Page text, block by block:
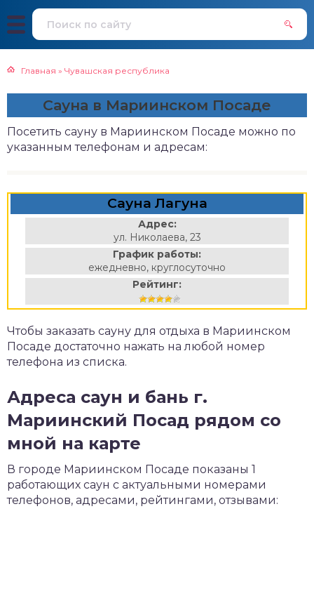
Главная » Чувашская республика
Сауна в Мариинском Посаде
Посетить сауну в Мариинском Посаде можно по
указанным телефонам и адресам:
Сауна Лагуна
Адрес:
ул. Николаева, 23
График работы:
ежедневно, круглосуточно
Рейтинг:
Чтобы заказать сауну для отдыха в Мариинском
Посаде достаточно нажать на любой номер
телефона из списка.
Адреса саун и бань г.
Мариинский Посад рядом со
мной на карте
В городе Мариинском Посаде показаны 1
работающих саун с актуальными номерами
телефонов, адресами, рейтингами, отзывами: